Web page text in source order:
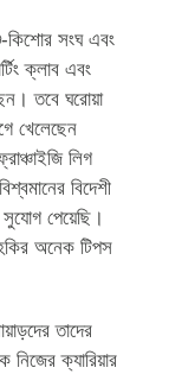
কিশোর সংঘ এবং
ক্লাব এবং
তবে ঘরোয়া
খেলেছেন
লিগ
বিদেশী
সুযোগ পেয়েছি।
অনেক টিপস
তাদের
ক্যারিয়ার